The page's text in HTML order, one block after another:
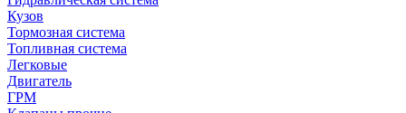
Кузов
Тормозная система
Топливная система
Легковые
Двигатель
ГРМ